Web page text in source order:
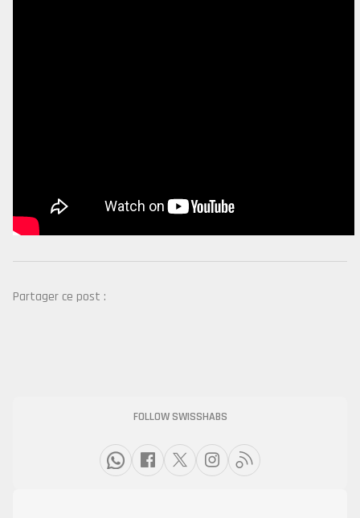
Partager ce post :
FOLLOW SWISSHABS